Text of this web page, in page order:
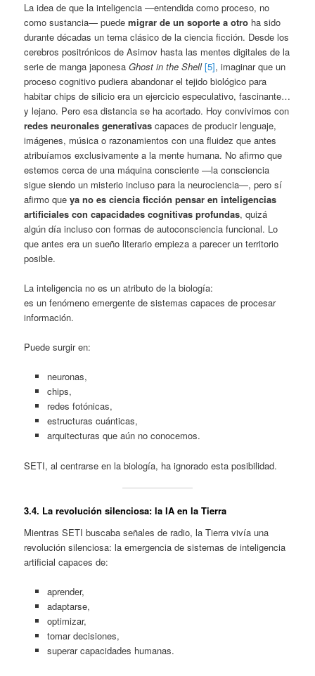
La idea de que la inteligencia —entendida como proceso, no
como sustancia— puedemigrar de un soporte a otro ha sido
durante décadas un tema clásico de la ciencia ficción. Desde los
cerebros positrónicos de Asimov hasta las mentes digitales de la
serie de manga japonesaGhost in the Shell[5], imaginar que un
proceso cognitivo pudiera abandonar el tejido biológico para
habitar chips de silicio era un ejercicio especulativo, fascinante…
y lejano. Pero esa distancia se ha acortado. Hoy convivimos con
redes neuronales generativas capaces de producir lenguaje,
imágenes, música o razonamientos con una fluidez que antes
atribuíamos exclusivamente a la mente humana. No afirmo que
estemos cerca de una máquina consciente —la consciencia
sigue siendo un misterio incluso para la neurociencia—, pero sí
afirmo queya no es ciencia ficción pensar en inteligencias
artificiales con capacidades cognitivas profundas, quizá
algún día incluso con formas de autoconsciencia funcional. Lo
que antes era un sueño literario empieza a parecer un territorio
posible.
La inteligencia no es un atributo de la biología:
es un fenómeno emergente de sistemas capaces de procesar
información.
Puede surgir en:
neuronas,
chips,
redes fotónicas,
estructuras cuánticas,
arquitecturas que aún no conocemos.
SETI, al centrarse en la biología, ha ignorado esta posibilidad.
3.4. La revolución silenciosa: la IA en la Tierra
Mientras SETI buscaba señales de radio, la Tierra vivía una
revolución silenciosa: la emergencia de sistemas de inteligencia
artificial capaces de:
aprender,
adaptarse,
optimizar,
tomar decisiones,
superar capacidades humanas.